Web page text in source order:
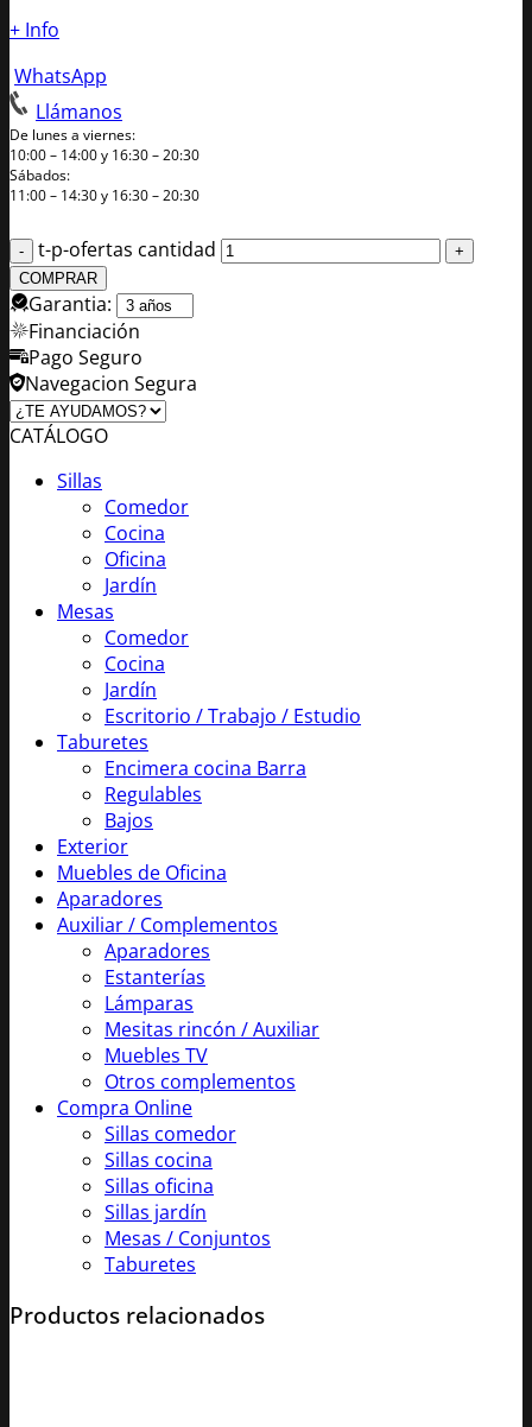
+ Info
WhatsApp
Llámanos
De lunes a viernes:
10:00 – 14:00 y 16:30 – 20:30
Sábados:
11:00 – 14:30 y 16:30 – 20:30
t-p-ofertas cantidad
COMPRAR
Garantia:
Financiación
Pago Seguro
Navegacion Segura
CATÁLOGO
Sillas
Comedor
Cocina
Oficina
Jardín
Mesas
Comedor
Cocina
Jardín
Escritorio / Trabajo / Estudio
Taburetes
Encimera cocina Barra
Regulables
Bajos
Exterior
Muebles de Oficina
Aparadores
Auxiliar / Complementos
Aparadores
Estanterías
Lámparas
Mesitas rincón / Auxiliar
Muebles TV
Otros complementos
Compra Online
Sillas comedor
Sillas cocina
Sillas oficina
Sillas jardín
Mesas / Conjuntos
Taburetes
Productos relacionados